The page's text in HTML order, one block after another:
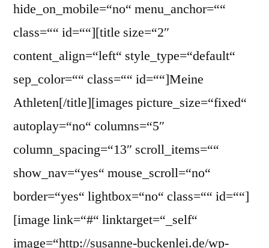
hide_on_mobile=“no“ menu_anchor=““
class=““ id=““][title size=“2″
content_align=“left“ style_type=“default“
sep_color=““ class=““ id=““]Meine
Athleten[/title][images picture_size=“fixed“
autoplay=“no“ columns=“5″
column_spacing=“13″ scroll_items=““
show_nav=“yes“ mouse_scroll=“no“
border=“yes“ lightbox=“no“ class=““ id=““]
[image link=“#“ linktarget=“_self“
image=“http://susanne-buckenlei.de/wp-